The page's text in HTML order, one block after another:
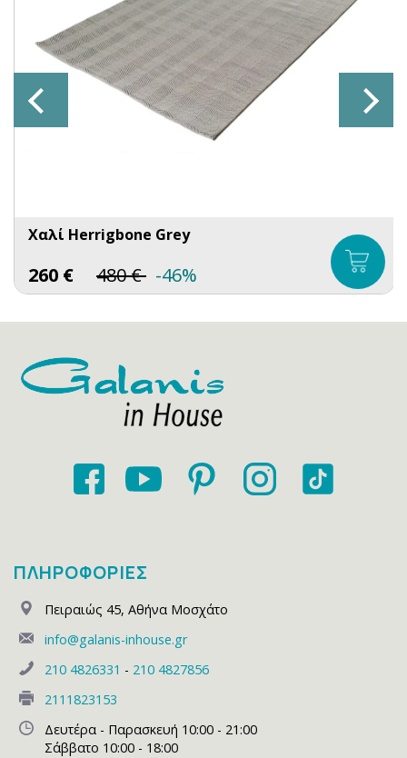
Χαλί Herrigbone Grey
260 € 480€ -46%
ΠΛΗΡΟΦΟΡΙΕΣ
Πειραιώς 45, Αθήνα Μοσχάτο
info@galanis-inhouse.gr
210 4826331 - 210 4827856
2111823153
Δευτέρα - Παρασκευή 10:00 - 21:00
Σάββατο 10:00 - 18:00